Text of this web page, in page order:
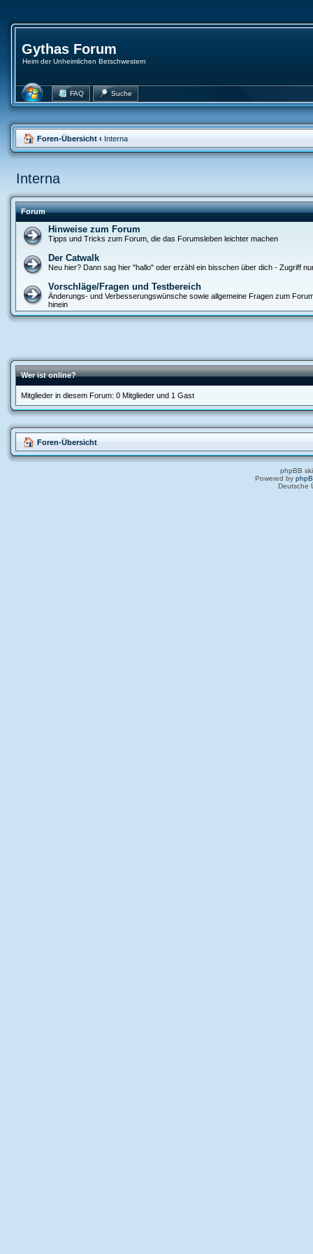
Gythas Forum
Heim der Unheimlichen Betschwestern
FAQ Suche
Foren-Übersicht ‹ Interna
Interna
Forum
Hinweise zum Forum
Tipps und Tricks zum Forum, die das Forumsleben leichter machen
Der Catwalk
Neu hier? Dann sag hier "hallo" oder erzähl ein bisschen über dich - Zugriff
Vorschläge/Fragen und Testbereich
Änderungs- und Verbesserungswünsche sowie allgemeine Fragen zum
hinein
Wer ist online?
Mitglieder in diesem Forum: 0 Mitglieder und 1 Gast
Foren-Übersicht
phpBB
Powered by
Deutsche